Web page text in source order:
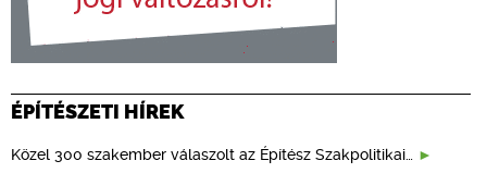
ÉPÍTÉSZETI HÍREK
Közel 300 szakember válaszolt az Építész Szakpolitikai…